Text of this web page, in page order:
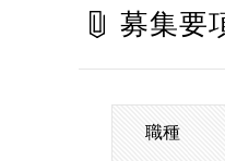
募集要
職種